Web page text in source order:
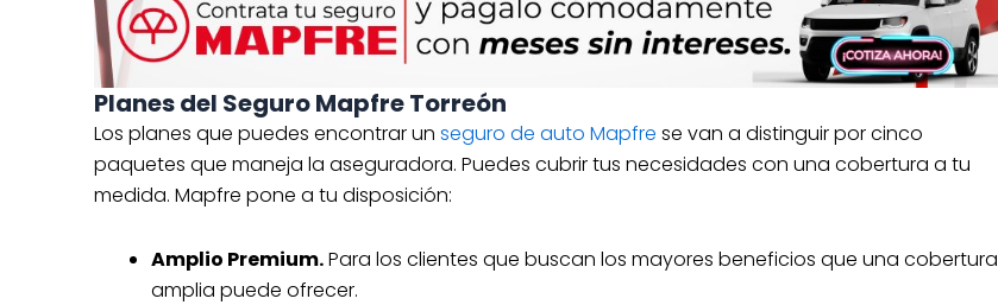
Planes del Seguro Mapfre Torreón
Los planes que puedes encontrar un seguro de auto Mapfre se van a distinguir por cinco
paquetes que maneja la aseguradora. Puedes cubrir tus necesidades con una cobertura a tu
medida. Mapfre pone a tu disposición:
Amplio Premium.Para los clientes que buscan los mayores beneficios que una cobertura
amplia puede ofrecer.